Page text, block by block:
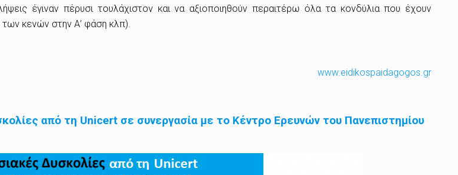
έγιναν πέρυσι τουλάχιστον και να αξιοποιηθούν περαιτέρω όλα τα κονδύλια που έχουν
των κενών στην Α’ φάση κλπ).
www.eidikospaidagogos.gr
από τη Unicert σε συνεργασία με το Κέντρο Ερευνών του Πανεπιστημίου